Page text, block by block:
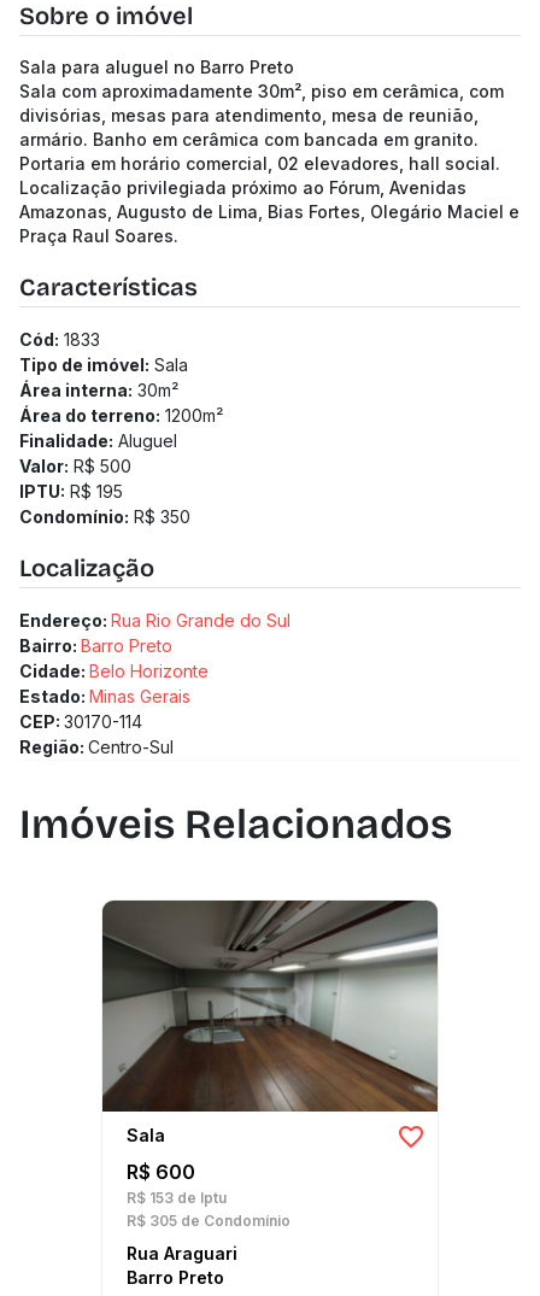
Sobre o imóvel
Sala para aluguel no Barro Preto
Sala com aproximadamente 30m², piso em cerâmica, com
divisórias, mesas para atendimento, mesa de reunião,
armário. Banho em cerâmica com bancada em granito.
Portaria em horário comercial, 02 elevadores, hall social.
Localização privilegiada próximo ao Fórum, Avenidas
Amazonas, Augusto de Lima, Bias Fortes, Olegário Maciel e
Praça Raul Soares.
Características
Cód: 1833
Tipo de imóvel: Sala
Área interna: 30m²
Área do terreno: 1200m²
Finalidade: Aluguel
Valor: R$ 500
IPTU: R$ 195
Condomínio: R$ 350
Localização
Endereço: Rua Rio Grande do Sul
Bairro: Barro Preto
Cidade: Belo Horizonte
Estado: Minas Gerais
CEP: 30170-114
Região: Centro-Sul
Imóveis Relacionados
Sala
R$ 600
R$ 153 de Iptu
R$ 305 de Condomínio
Rua Araguari
Barro Preto